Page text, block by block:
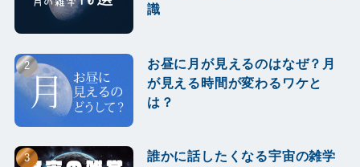
識
お昼に月が見えるのはなぜ？月
が見える時間が変わるワケと
は？
誰かに話したくなる宇宙の雑学